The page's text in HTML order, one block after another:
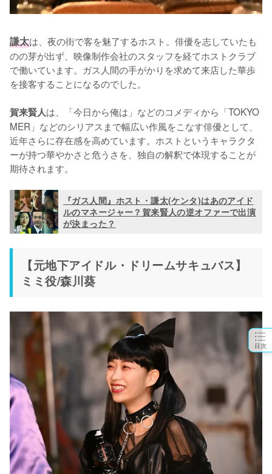
目次
謙太は、夜の街で客を魅了するホスト。俳優を志していたも
のの芽が出ず、映像制作会社のスタッフを経てホストクラブ
で働いています。ガス人間の手がかりを求めて来店した華歩
を接客することになるのでした。
賀来賢人は、「今日から俺は」などのコメディから「TOKYO
MER」などのシリアスまで幅広い作風をこなす俳優として、
近年さらに存在感を高めています。ホストというキャラクタ
ーが持つ華やかさと危うさを、独自の解釈で体現することが
期待されます。
『ガス人間』ホスト・謙太(ケンタ)はあのアイド
ルのマネージャー？賀来賢人の逆オファーで出演
が決まった？
【元地下アイドル・ドリームサキュバス】
ミミ役/森川葵